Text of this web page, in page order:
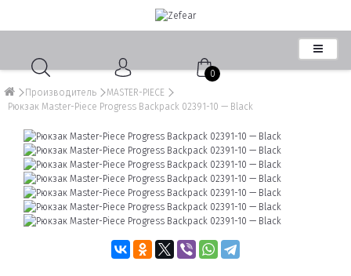
0
Производитель
MASTER-PIECE
Рюкзак Master-Piece Progress Backpack 02391-10 — Black